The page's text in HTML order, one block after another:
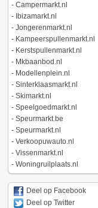
- Campermarkt.nl
- Ibizamarkt.nl
- Jongerenmarkt.nl
- Kampeerspullenmarkt.nl
- Kerstspullenmarkt.nl
- Mkbaanbod.nl
- Modellenplein.nl
- Sinterklaasmarkt.nl
- Skimarkt.nl
- Speelgoedmarkt.nl
- Speurmarkt.be
- Speurmarkt.nl
- Verkoopuwauto.nl
- Vissenmarkt.nl
- Woningruilplaats.nl
Deel op Facebook
Deel op Twitter